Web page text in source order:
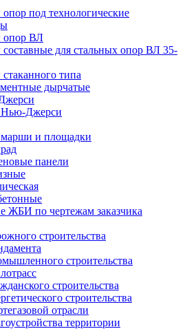
под технологические
опор ВЛ
для стальных опор ВЛ 35-
типа
дырчатые
Джерси
и площадки
панели
ЖБИ по чертежам заказчика
строительства
строительства
строительства
строительства
отрасли
территории